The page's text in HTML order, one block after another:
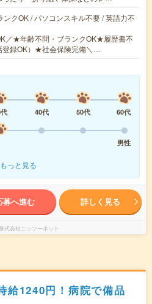
ンクOK / パソコンスキル不要 / 英語力不
／★年齢不問・ブランクOK★履歴書不
登録OK）★社会保険完備＼…
40代 50代
60代
男性
もっと見る
募へ進む 詳しく見る
式会社ニッソーネット
給1240円！病院で備品